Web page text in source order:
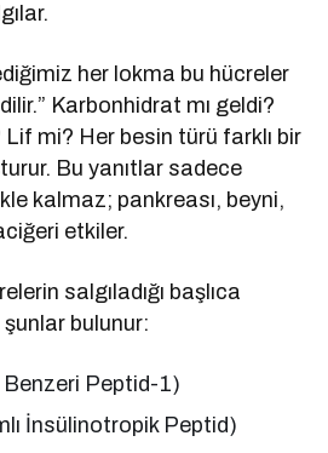
her lokma bu hücreler
Karbonhidrat mı geldi?
Lif mi? Her besin türü farklı bir
Bu yanıtlar sadece
kalmaz; pankreası, beyni,
etkiler.
salgıladığı başlıca
bulunur:
Peptid-1)
İnsülinotropik Peptid)